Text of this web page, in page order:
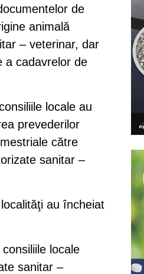
de
animală
– veterinar, dar
a cadavrelor de
locale au
prevederilor
către
sanitar –
au încheiat
locale
sanitar –